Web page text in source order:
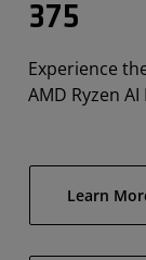
375
Experience
AMD Ryzen
Learn